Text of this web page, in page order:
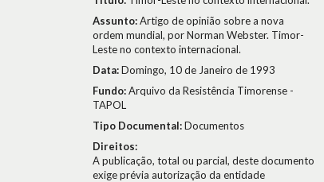
Assunto:Artigo de opinião sobre a nova
ordem mundial, por Norman Webster. Timor-
Leste no contexto internacional.
Data:Domingo, 10 de Janeiro de 1993
Fundo:Arquivo da Resistência Timorense -
TAPOL
Tipo Documental:Documentos
Direitos:
A publicação, total ou parcial, deste documento
exige prévia autorização da entidade